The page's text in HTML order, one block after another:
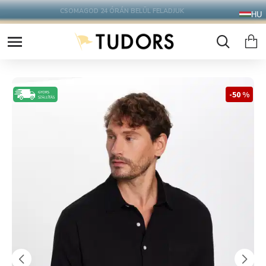
10.000 Ft FELETT INGYENES SZÁLLÍTÁS
FOXPOST CSOMAGAUTOMATÁBA !
HU
-50 %